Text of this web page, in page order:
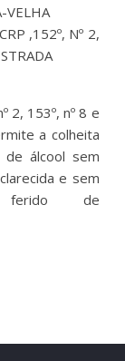
VELHA
,152º, Nº 2,
2, 153º, nº 8 e
a colheita
álcool sem
e sem
ferido de